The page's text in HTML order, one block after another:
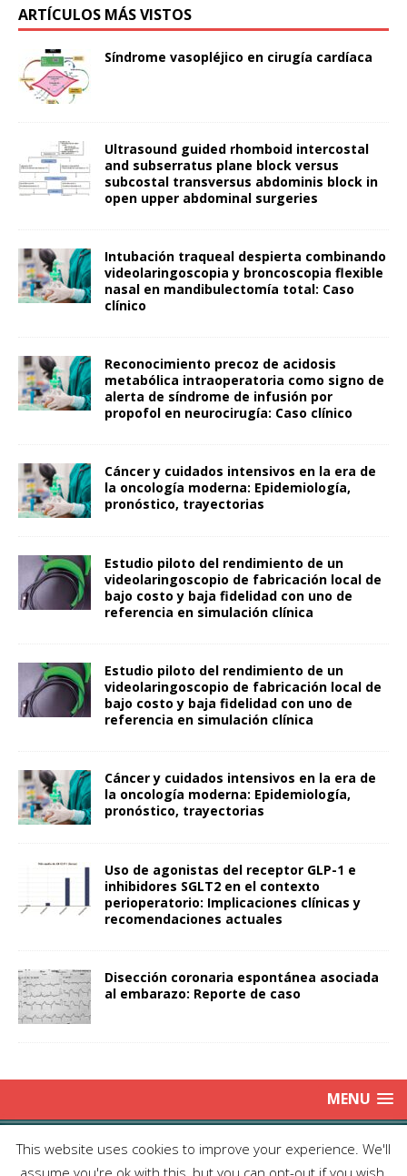
ARTÍCULOS MÁS VISTOS
Síndrome vasopléjico en cirugía cardíaca
Ultrasound guided rhomboid intercostal
and subserratus plane block versus
subcostal transversus abdominis block in
open upper abdominal surgeries
Intubación traqueal despierta combinando
videolaringoscopia y broncoscopia flexible
nasal en mandibulectomía total: Caso
clínico
Reconocimiento precoz de acidosis
metabólica intraoperatoria como signo de
alerta de síndrome de infusión por
propofol en neurocirugía: Caso clínico
Cáncer y cuidados intensivos en la era de
la oncología moderna: Epidemiología,
pronóstico, trayectorias
Estudio piloto del rendimiento de un
videolaringoscopio de fabricación local de
bajo costo y baja fidelidad con uno de
referencia en simulación clínica
Estudio piloto del rendimiento de un
videolaringoscopio de fabricación local de
bajo costo y baja fidelidad con uno de
referencia en simulación clínica
Cáncer y cuidados intensivos en la era de
la oncología moderna: Epidemiología,
pronóstico, trayectorias
Uso de agonistas del receptor GLP-1 e
inhibidores SGLT2 en el contexto
perioperatorio: Implicaciones clínicas y
recomendaciones actuales
Disección coronaria espontánea asociada
al embarazo: Reporte de caso
MENU
Copyright © 2025 | Publicación Oficial de la Sociedad de Médicos
Anestesiólogos de Chile| Enviar Email
| Producción: Editorial Iku
This website uses cookies to improve your experience. We'll
assume you're ok with this, but you can opt-out if you wish.